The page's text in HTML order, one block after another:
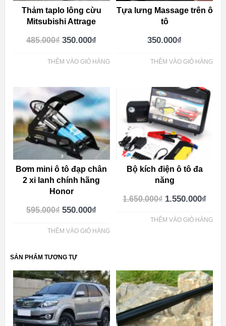
Thảm taplo lông cừu
Mitsubishi Attrage
485.000₫ 350.000₫
THÊM VÀO GIỎ HÀNG
Tựa lưng Massage trên ô
tô
350.000₫
THÊM VÀO GIỎ HÀNG
Bơm mini ô tô đạp chân
2 xi lanh chính hãng
Honor
595.000₫ 550.000₫
THÊM VÀO GIỎ HÀNG
Bộ kích điện ô tô đa
năng
1.650.000₫ 1.550.000₫
THÊM VÀO GIỎ HÀNG
SẢN PHẨM TƯƠNG TỰ